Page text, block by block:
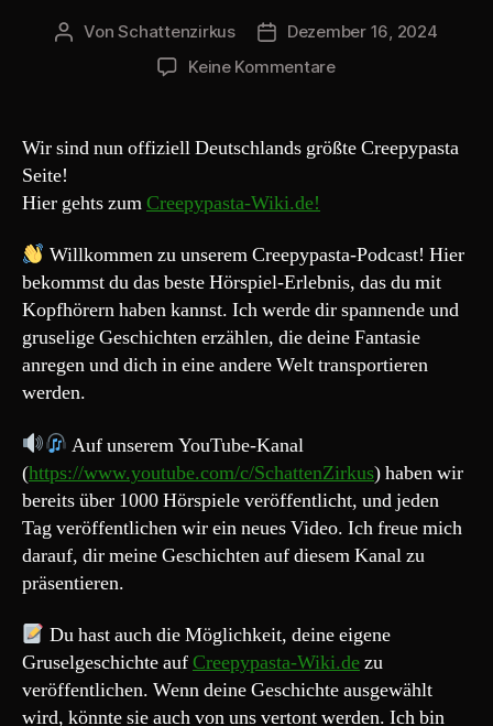
Beitragsautor
VonSchattenzirkus Beitragsdatum
Dezember 16, 2024
Keine Kommentarezu
/
Creepypasta-
Wir sind nun offiziell Deutschlands größte Creepypasta
Seite!
Hier gehts zumCreepypasta-Wiki.de!
Willkommen zu unserem Creepypasta-Podcast! Hier
bekommst du das beste Hörspiel-Erlebnis, das du mit
Kopfhörern haben kannst. Ich werde dir spannende und
gruselige Geschichten erzählen, die deine Fantasie
anregen und dich in eine andere Welt transportieren
werden.
Auf unserem YouTube-Kanal
(https://www.youtube.com/c/SchattenZirkus) haben wir
bereits über 1000 Hörspiele veröffentlicht, und jeden
Tag veröffentlichen wir ein neues Video. Ich freue mich
darauf, dir meine Geschichten auf diesem Kanal zu
präsentieren.
Du hast auch die Möglichkeit, deine eigene
Gruselgeschichte aufCreepypasta-Wiki.dezu
veröffentlichen. Wenn deine Geschichte ausgewählt
wird, könnte sie auch von uns vertont werden. Ich bin